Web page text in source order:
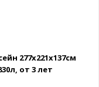
277х221х137см
от 3 лет